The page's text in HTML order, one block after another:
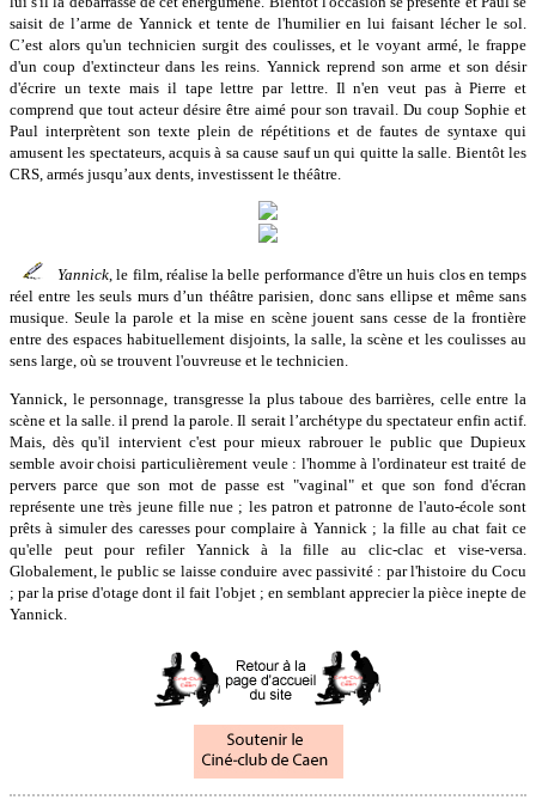
saisit de l’arme de Yannick et tente de l'humilier en lui faisant lécher le sol.
C’est alors qu'un technicien surgit des coulisses, et le voyant armé, le frappe
d'un coup d'extincteur dans les reins. Yannick reprend son arme et son désir
d'écrire un texte mais il tape lettre par lettre. Il n'en veut pas à Pierre et
comprend que tout acteur désire être aimé pour son travail. Du coup Sophie et
Paul interprètent son texte plein de répétitions et de fautes de syntaxe qui
amusent les spectateurs, acquis à sa cause sauf un qui quitte la salle. Bientôt les
CRS, armés jusqu’aux dents, investissent le théâtre.
Yannick, le film, réalise la belle performance d'être un huis clos en temps
réel entre les seuls murs d’un théâtre parisien, donc sans ellipse et même sans
musique. Seule la parole et la mise en scène jouent sans cesse de la frontière
entre des espaces habituellement disjoints, la salle, la scène et les coulisses au
sens large, où se trouvent l'ouvreuse et le technicien.
Yannick, le personnage, transgresse la plus taboue des barrières, celle entre la
scène et la salle. il prend la parole. Il serait l’archétype du spectateur enfin actif.
Mais, dès qu'il intervient c'est pour mieux rabrouer le public que Dupieux
semble avoir choisi particulièrement veule : l'homme à l'ordinateur est traité de
pervers parce que son mot de passe est "vaginal" et que son fond d'écran
représente une très jeune fille nue ; les patron et patronne de l'auto-école sont
prêts à simuler des caresses pour complaire à Yannick ; la fille au chat fait ce
qu'elle peut pour refiler Yannick à la fille au clic-clac et vise-versa.
Globalement, le public se laisse conduire avec passivité : par l'histoire du Cocu
; par la prise d'otage dont il fait l'objet ; en semblant apprecier la pièce inepte de
Yannick.